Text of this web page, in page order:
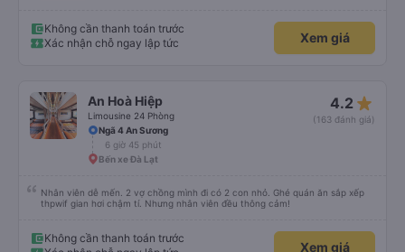
woke us up as they were waking up up their lovers. If you are foreigners and
planning to take this bus, please don’t hesitate as the seats are big and
comfortable enough for you to sleep on.
Không cần thanh toán trước
Xác nhận chỗ ngay lập tức
Xem giá
An Hoà Hiệp
Limousine 24 Phòng
4.2 star_rate
(163 đánh giá)
Ngã 4 An Sương
6 giờ 45 phút
Bến xe Đà Lạt
Nhân viên dễ mến. 2 vợ chồng mình đi có 2 con nhỏ. Ghé quán ăn sắp xếp
thpwif gian hơi chậm tí. Nhưng nhân viên đều thông cảm!
Không cần thanh toán trước
Xem giá